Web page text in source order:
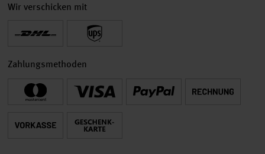
Wir verschicken mit
Zahlungsmethoden